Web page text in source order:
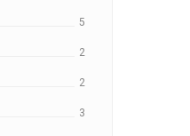
5
2
2
3